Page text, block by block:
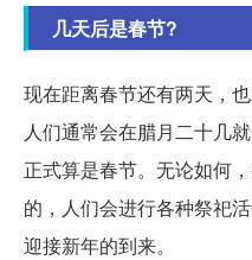
几天后是春节?
现在距离春节还有两天，
人们通常会在腊月二十几
正式算是春节。无论如何
的，人们会进行各种祭祀
迎接新年的到来。